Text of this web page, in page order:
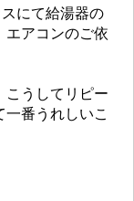
にて給湯器の
アコンのご依
うしてリピー
番うれしいこ